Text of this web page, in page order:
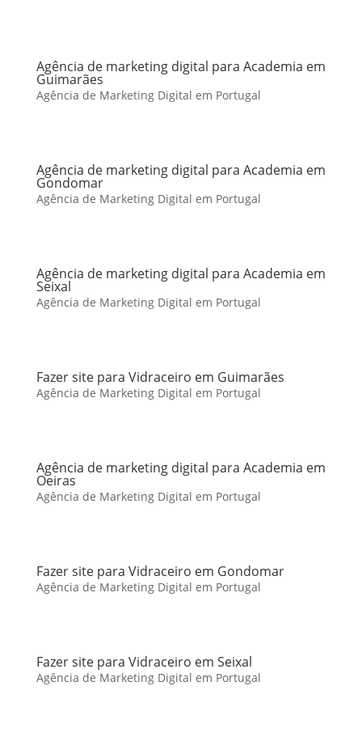
Agência de marketing digital para Academia em
Guimarães
Agência de Marketing Digital em Portugal
Agência de marketing digital para Academia em
Gondomar
Agência de Marketing Digital em Portugal
Agência de marketing digital para Academia em
Seixal
Agência de Marketing Digital em Portugal
Fazer site para Vidraceiro em Guimarães
Agência de Marketing Digital em Portugal
Agência de marketing digital para Academia em
Oeiras
Agência de Marketing Digital em Portugal
Fazer site para Vidraceiro em Gondomar
Agência de Marketing Digital em Portugal
Fazer site para Vidraceiro em Seixal
Agência de Marketing Digital em Portugal